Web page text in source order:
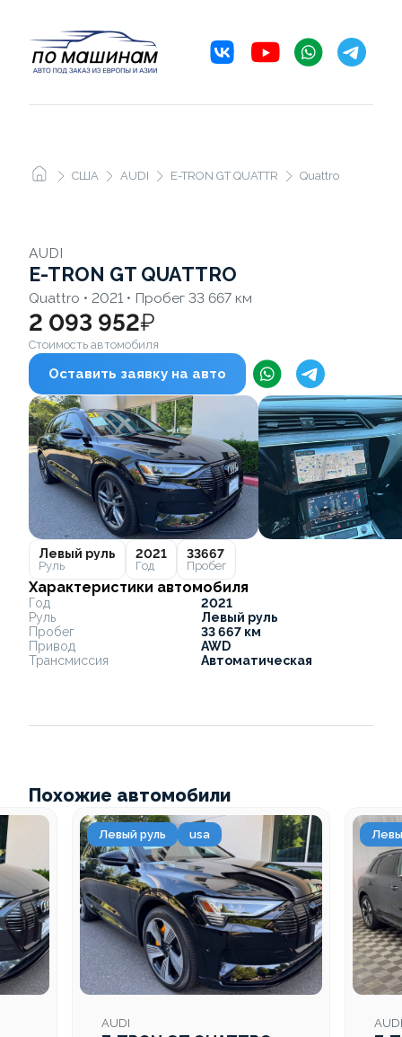
США AUDI E-TRON GT QUATTRO Quattro
AUDI
E-TRON GT QUATTRO
Quattro • 2021 • Пробег 33 667 км
2 093 952₽
Стоимость автомобиля
Оставить заявку на авто
Левый руль
Руль
2021
Год
33667
Пробег
Характеристики автомобиля
Год
2021
Руль
Левый руль
Пробег
33 667 км
Привод
AWD
Трансмиссия
Автоматическая
Похожие автомобили
Левый руль usa
AUDI AUDI